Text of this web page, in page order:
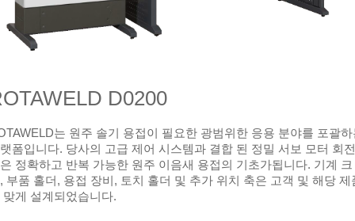
D0200
는 원주 솔기 용접이 필요한 광범위한 응용 분야를 포괄하
폼입니다. 당사의 고급 제어 시스템과 결합 된 정밀 서보 모터 회전
정확하고 반복 가능한 원주 이음새 용접의 기초가됩니다. 기계 크
부품 홀더, 용접 장비, 토치 홀더 및 추가 위치 축은 고객 및 해당 제
맞게 설계되었습니다.